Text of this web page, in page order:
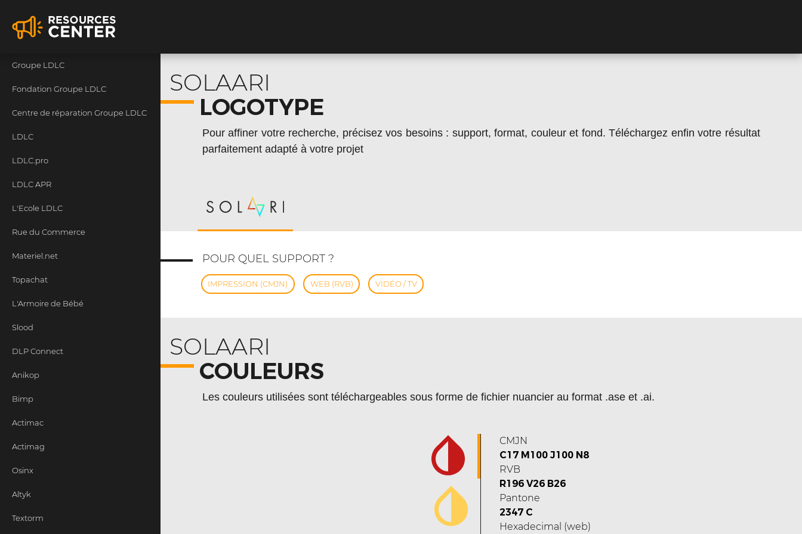
Groupe LDLC
Fondation Groupe LDLC
Centre de réparation Groupe LDLC
LDLC
LDLC.pro
LDLC APR
L'Ecole LDLC
Rue du Commerce
Materiel.net
Topachat
L'Armoire de Bébé
Slood
DLP Connect
Anikop
Bimp
Actimac
Actimag
Osinx
Altyk
Textorm
SOLAARI
LOGOTYPE
Pour affiner votre recherche, précisez vos besoins : support, format, couleur et fond. Téléchargez enfin votre résultat
parfaitement adapté à votre projet
POUR QUEL SUPPORT ?
IMPRESSION (CMJN) WEB (RVB) VIDÉO / TV
SOLAARI
COULEURS
Les couleurs utilisées sont téléchargeables sous forme de fichier nuancier au format .ase et .ai.
CMJN
C17 M100 J100 N8
RVB
R196 V26 B26
Pantone
2347 C
Hexadecimal (web)